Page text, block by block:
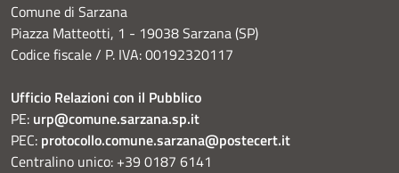
Comune di Sarzana
Piazza Matteotti, 1 - 19038 Sarzana (SP)
Codice fiscale / P. IVA: 00192320117
Ufficio Relazioni con il Pubblico
PE: urp@comune.sarzana.sp.it
PEC: protocollo.comune.sarzana@postecert.it
Centralino unico: +39 0187 6141